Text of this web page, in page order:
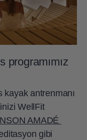
programımız
kayak antrenmanı
WellFit
AMADÉ
gibi